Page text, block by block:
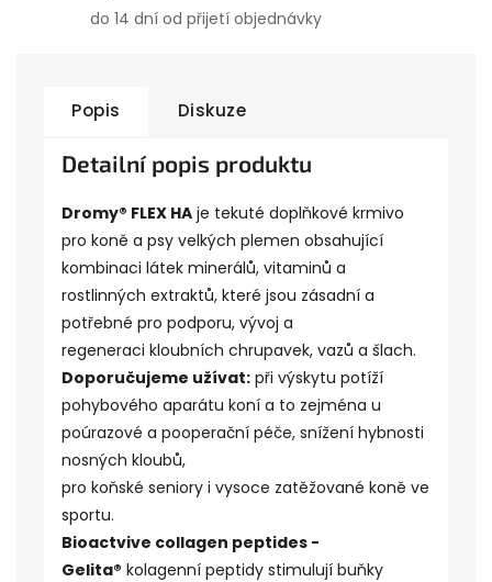
do 14 dní od přijetí objednávky
Popis Diskuze
Detailní popis produktu
Dromy® FLEX HA je tekuté doplňkové krmivo
pro koně a psy velkých plemen obsahující
kombinaci látek minerálů, vitaminů a
rostlinných extraktů, které jsou zásadní a
potřebné pro podporu, vývoj a
regeneraci kloubních chrupavek, vazů a šlach.
Doporučujeme užívat: při výskytu potíží
pohybového aparátu koní a to zejména u
poúrazové a pooperační péče, snížení hybnosti
nosných kloubů,
pro koňské seniory i vysoce zatěžované koně ve
sportu.
Bioactvive collagen peptides -
Gelita® kolagenní peptidy stimulují buňky